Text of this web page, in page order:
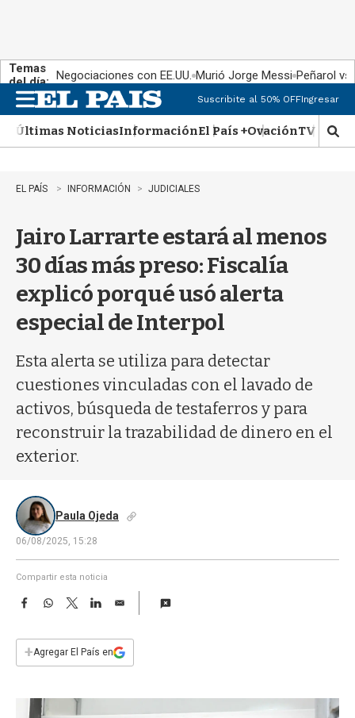
Temas
del día: Negociaciones con EE.UU. Murió Jorge Messi Peñarol
n
u
Suscribite al 50% OFFIngresar
Últimas NoticiasInformaciónEl País +OvaciónTV Show
M
o
EL PAÍS INFORMACIÓN JUDICIALES
Jairo Larrarte estará al menos
30 días más preso: Fiscalía
explicó porqué usó alerta
especial de Interpol
Esta alerta se utiliza para detectar
cuestiones vinculadas con el lavado de
activos, búsqueda de testaferros y para
reconstruir la trazabilidad de dinero en el
exterior.
Paula Ojeda
06/08/2025, 15:28
Compartir esta noticia
F
e
b
k
W
s
T
w
t
L
E
i
l
+Agregar El País en